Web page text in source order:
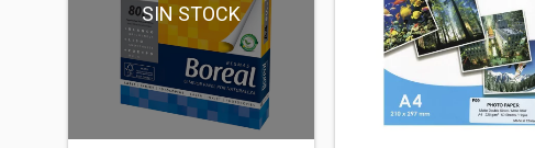
SIN STOCK